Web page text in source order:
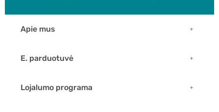
Apie mus
E. parduotuvė
Lojalumo programa